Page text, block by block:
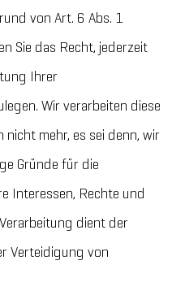
von Art. 6 Abs. 1
Sie das Recht, jederzeit
Ihrer
Wir verarbeiten diese
mehr, es sei denn, wir
Gründe für die
Interessen, Rechte und
dient der
Verteidigung von